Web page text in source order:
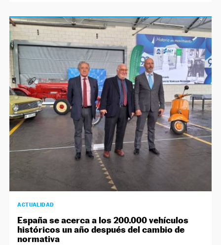
ACTUALIDAD
España se acerca a los 200.000 vehículos
históricos un año después del cambio de
normativa